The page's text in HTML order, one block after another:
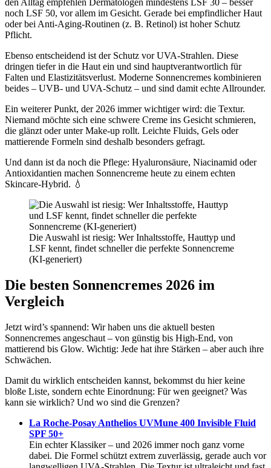
noch LSF 50, vor allem im Gesicht. Gerade bei empfindlicher Haut
oder bei Anti-Aging-Routinen (z. B. Retinol) ist hoher Schutz
Pflicht.
Ebenso entscheidend ist der Schutz vor UVA-Strahlen. Diese
dringen tiefer in die Haut ein und sind hauptverantwortlich für
Falten und Elastizitätsverlust. Moderne Sonnencremes kombinieren
beides – UVB- und UVA-Schutz – und sind damit echte Allrounder.
Ein weiterer Punkt, der 2026 immer wichtiger wird: die Textur.
Niemand möchte sich eine schwere Creme ins Gesicht schmieren,
die glänzt oder unter Make-up rollt. Leichte Fluids, Gels oder
mattierende Formeln sind deshalb besonders gefragt.
Und dann ist da noch die Pflege: Hyaluronsäure, Niacinamid oder
Antioxidantien machen Sonnencreme heute zu einem echten
Skincare-Hybrid. 💧
Die Auswahl ist riesig: Wer Inhaltsstoffe, Hauttyp und
LSF kennt, findet schneller die perfekte Sonnencreme
(KI-generiert)
Die besten Sonnencremes 2026 im
Vergleich
Jetzt wird’s spannend: Wir haben uns die aktuell besten
Sonnencremes angeschaut – von günstig bis High-End, von
mattierend bis Glow. Wichtig: Jede hat ihre Stärken – aber auch ihre
Schwächen.
Damit du wirklich entscheiden kannst, bekommst du hier keine
bloße Liste, sondern echte Einordnung: Für wen geeignet? Was
kann sie wirklich? Und wo sind die Grenzen?
La Roche-Posay Anthelios UVMune 400 Invisible Fluid
SPF 50+
Ein echter Klassiker – und 2026 immer noch ganz vorne
dabei. Die Formel schützt extrem zuverlässig, gerade auch vor